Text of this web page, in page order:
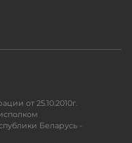
от 25.10.2010г.
Беларусь -